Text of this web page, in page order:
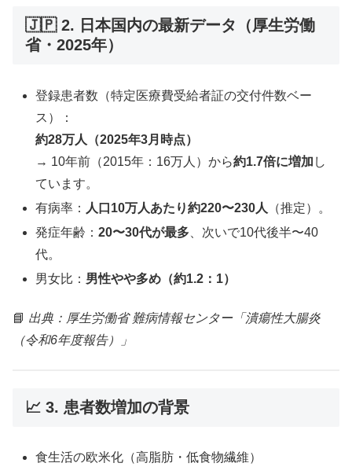
🇯🇵 2. 日本国内の最新データ（厚生労働
省・2025年）
登録患者数（特定医療費受給者証の交付件数ベー
ス）：
約28万人（2025年3月時点）
→ 10年前（2015年：16万人）から約1.7倍に増加 し
ています。
有病率： 人口10万人あたり約220〜230人
（推定）。
発症年齢：20〜30代が最多 、次いで10代後半〜40
代。
男女比： 男性やや多め（約1.2：1）
📘 出典：厚生労働省 難病情報センター「潰瘍性大腸炎
（令和6年度報告）」
📈 3. 患者数増加の背景
食生活の欧米化（高脂肪・低食物繊維）